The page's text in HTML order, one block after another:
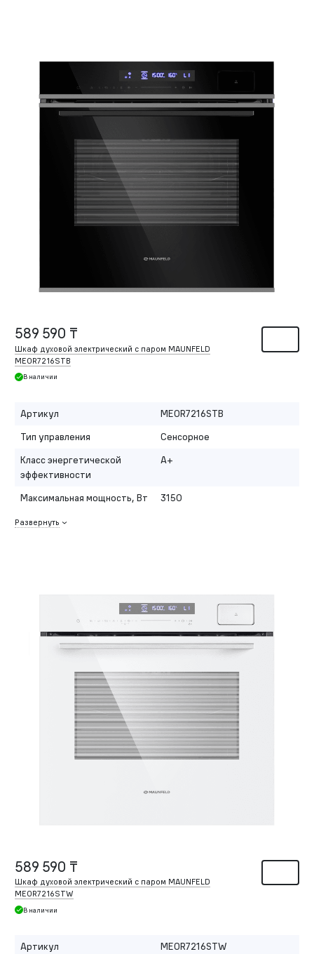
589 590 ₸
Шкаф духовой электрический с паром MAUNFELD
MEOR7216STB
В наличии
Артикул
MEOR7216STB
Тип управления
Сенсорное
Класс энергетической
эффективности
A+
Максимальная мощность, Вт 3150
Развернуть
589 590 ₸
Шкаф духовой электрический с паром MAUNFELD
MEOR7216STW
В наличии
Артикул
MEOR7216STW